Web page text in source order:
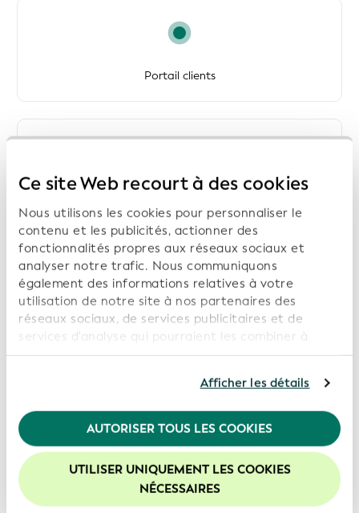
Ce site Web recourt à des cookies
Nous utilisons les cookies pour personnaliser le
contenu et les publicités, actionner des
fonctionnalités propres aux réseaux sociaux et
analyser notre trafic. Nous communiquons
également des informations relatives à votre
utilisation de notre site à nos partenaires des
réseaux sociaux, de services publicitaires et de
services d'analyse qui pourraient les combiner à
d'autres informations que vous leur avez fournies ou
utilisation de leurs services. En poursuivant
l'utilisation de notre site Web, vous consentez à
l'utilisation de nos cookies. Pour de plus amples
informations, veuillez consulter notrePolitique de
confidentialité
Nous vous recommandons d'activer les cookies afin
d'améliorer votre expérience sur notre site Web.
Afficher les détails
AUTORISER TOUS LES COOKIES
UTILISER UNIQUEMENT LES COOKIES
NÉCESSAIRES
Portail clients
(API)
Vérification préalable de la gouvernance des données
(GUI)
API de la GLEIF